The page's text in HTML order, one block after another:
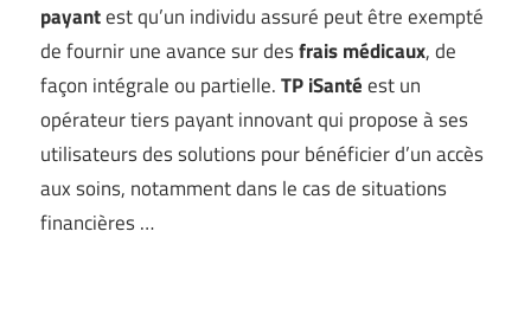
payantest qu’un individu assuré peut être exempté
de fournir une avance sur desfrais médicaux, de
façon intégrale ou partielle.TP iSantéest un
opérateur tiers payant innovant qui propose à ses
utilisateurs des solutions pour bénéficier d’un accès
aux soins, notamment dans le cas de situations
financières …